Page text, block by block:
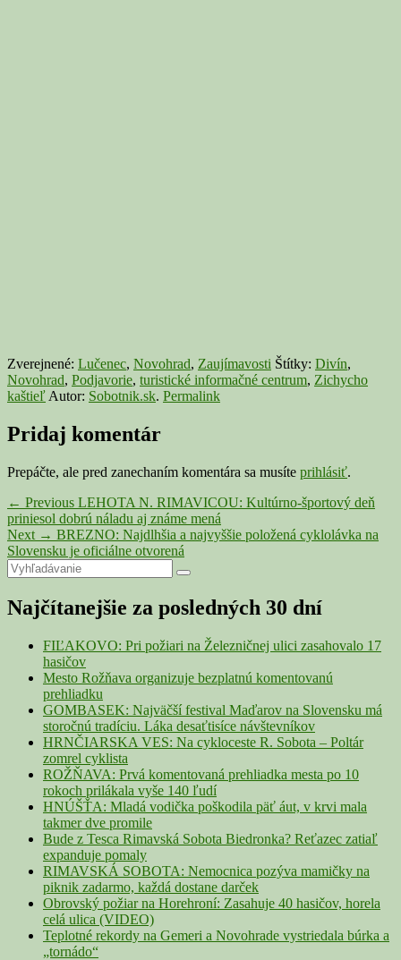
Zverejnené: Lučenec, Novohrad, Zaujímavosti Štítky: Divín,
Novohrad, Podjavorie, turistické informačné centrum, Zichycho
kaštieľ Autor: Sobotnik.sk. Permalink
Pridaj komentár
Prepáčte, ale pred zanechaním komentára sa musíte prihlásiť.
Navigácia
v
článku
← Previous Previous
post:
LEHOTA N. RIMAVICOU: Kultúrno-športový deň
priniesol dobrú náladu aj známe mená
Next → Next
post:
BREZNO: Najdlhšia a najvyššie položená cyklolávka na
Slovensku je oficiálne otvorená
Primary
Sidebar
Widget
Area
Search
for:
Search
Najčítanejšie za posledných 30 dní
FIĽAKOVO: Pri požiari na Železničnej ulici zasahovalo 17
hasičov
Mesto Rožňava organizuje bezplatnú komentovanú
prehliadku
GOMBASEK: Najväčší festival Maďarov na Slovensku má
storočnú tradíciu. Láka desaťtisíce návštevníkov
HRNČIARSKA VES: Na cykloceste R. Sobota – Poltár
zomrel cyklista
ROŽŇAVA: Prvá komentovaná prehliadka mesta po 10
rokoch prilákala vyše 140 ľudí
HNÚŠŤA: Mladá vodička poškodila päť áut, v krvi mala
takmer dve promile
Bude z Tesca Rimavská Sobota Biedronka? Reťazec zatiaľ
expanduje pomaly
RIMAVSKÁ SOBOTA: Nemocnica pozýva mamičky na
piknik zadarmo, každá dostane darček
Obrovský požiar na Horehroní: Zasahuje 40 hasičov, horela
celá ulica (VIDEO)
Teplotné rekordy na Gemeri a Novohrade vystriedala búrka a
„tornádo“